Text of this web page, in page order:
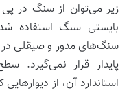
زیر می‌توان از سنگ در پی
بایستی سنگ استفاده
سنگ‌های مدور و صیقلی
پایدار قرار نمی‌گیرد.
استاندارد آن، از